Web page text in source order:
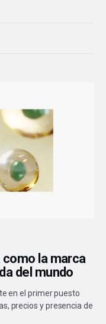
como la marca
del mundo
en el primer puesto
precios y presencia de